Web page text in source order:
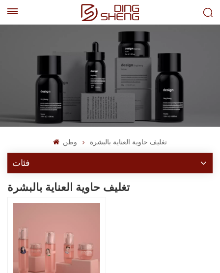
وطن تغليف حاوية العناية بالبشرة
فئات
تغليف حاوية العناية بالبشرة